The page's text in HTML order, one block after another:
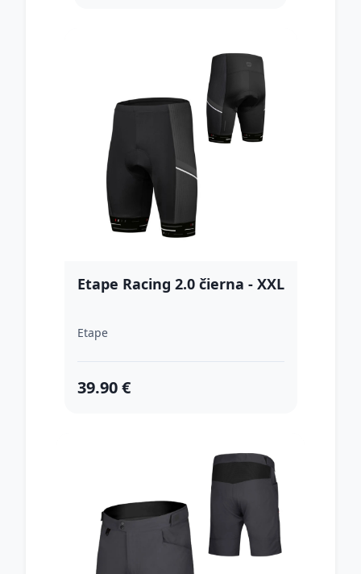
Etape Racing 2.0 čierna - XXL
Etape
39.90 €